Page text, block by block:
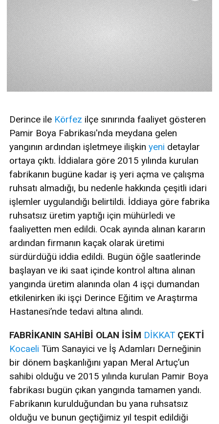
Derince ile Körfez ilçe sınırında faaliyet gösteren
Pamir Boya Fabrikası'nda meydana gelen
yangının ardından işletmeye ilişkin yeni detaylar
ortaya çıktı. İddialara göre 2015 yılında kurulan
fabrikanın bugüne kadar iş yeri açma ve çalışma
ruhsatı almadığı, bu nedenle hakkında çeşitli idari
işlemler uygulandığı belirtildi. İddiaya göre fabrika
ruhsatsız üretim yaptığı için mühürledi ve
faaliyetten men edildi. Ocak ayında alınan kararın
ardından firmanın kaçak olarak üretimi
sürdürdüğü iddia edildi. Bugün öğle saatlerinde
başlayan ve iki saat içinde kontrol altına alınan
yangında üretim alanında olan 4 işçi dumandan
etkilenirken iki işçi Derince Eğitim ve Araştırma
Hastanesi’nde tedavi altına alındı.
FABRİKANIN SAHİBİ OLAN İSİM DİKKAT ÇEKTİ
Kocaeli Tüm Sanayici ve İş Adamları Derneğinin
bir dönem başkanlığını yapan Meral Artuç’un
sahibi olduğu ve 2015 yılında kurulan Pamir Boya
fabrikası bugün çıkan yangında tamamen yandı.
Fabrikanın kurulduğundan bu yana ruhsatsız
olduğu ve bunun geçtiğimiz yıl tespit edildiği